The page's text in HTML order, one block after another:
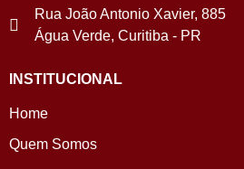
Rua João Antonio Xavier, 885
Água Verde, Curitiba - PR
INSTITUCIONAL
Home
Quem Somos